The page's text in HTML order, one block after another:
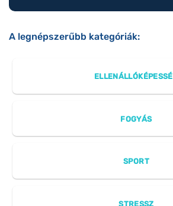
A legnépszerűbb kategóriák:
FOGYÁS
SPORT
STRESSZ